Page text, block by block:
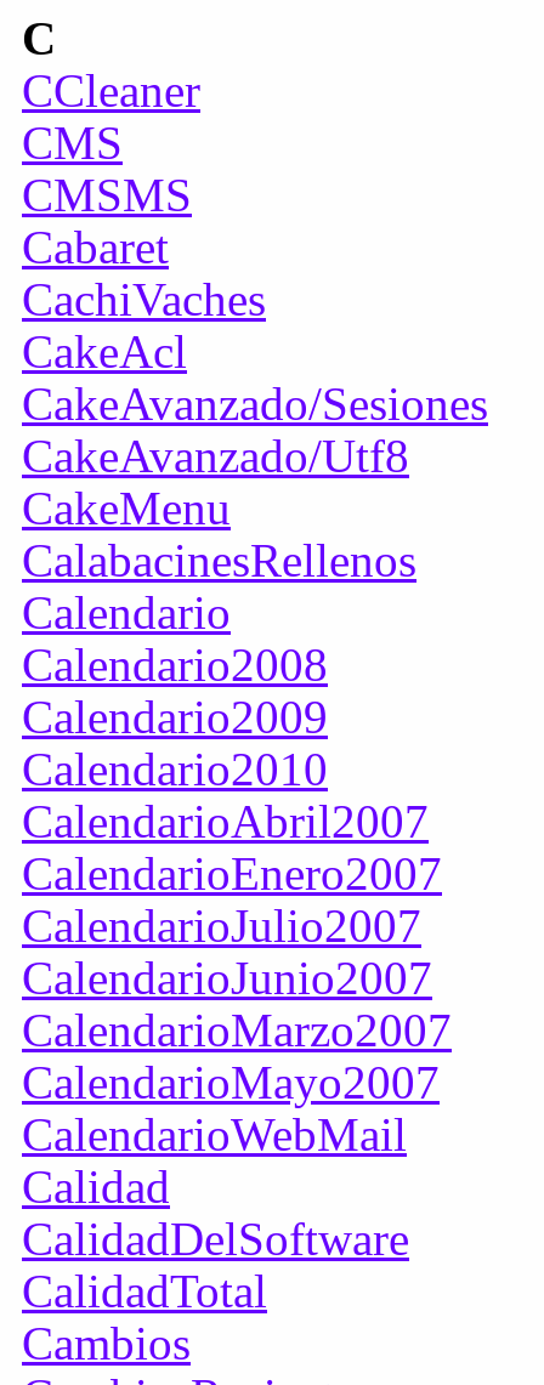
C
CCleaner
CMS
CMSMS
Cabaret
CachiVaches
CakeAcl
CakeAvanzado/Sesiones
CakeAvanzado/Utf8
CakeMenu
CalabacinesRellenos
Calendario
Calendario2008
Calendario2009
Calendario2010
CalendarioAbril2007
CalendarioEnero2007
CalendarioJulio2007
CalendarioJunio2007
CalendarioMarzo2007
CalendarioMayo2007
CalendarioWebMail
Calidad
CalidadDelSoftware
CalidadTotal
Cambios